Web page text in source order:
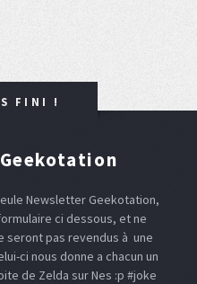
FINI !
Newsletter Geekotation,
ci dessous, et ne
seront pas revendus à une
ci nous donne a chacun un
de Zelda sur Nes :p #joke